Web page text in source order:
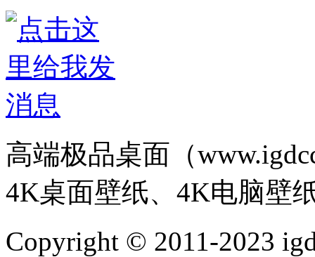
高端极品桌面（
4K桌面壁纸、4K电脑壁
Copyright © 2011-2023